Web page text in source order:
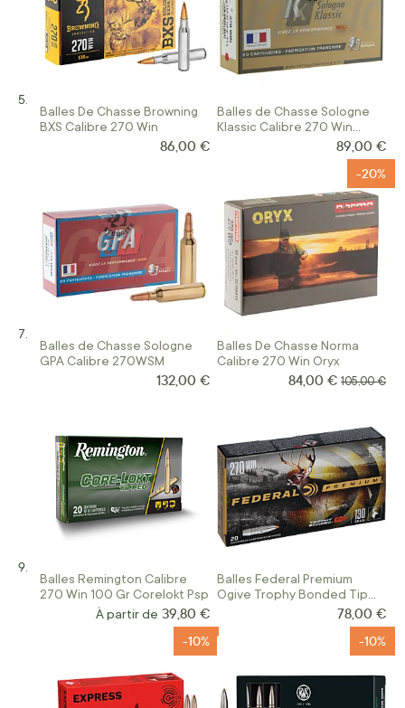
Balles De Chasse Browning
BXS Calibre 270 Win
86,00 €
Balles de Chasse Sologne
Klassic Calibre 270 Win
89,00 €
Balles de Chasse Sologne
GPA Calibre 270WSM
132,00 €
Balles De Chasse Norma
Calibre 270 Win Oryx
-20%
Prix Spécial
84,00 € Prix normal
105,00 €
Balles Remington Calibre
270 Win 100 Gr Corelokt Psp
À partir de 39,80 €
Balles Federal Premium
Ogive Trophy Bonded Tip
78,00 €
-10% -10%